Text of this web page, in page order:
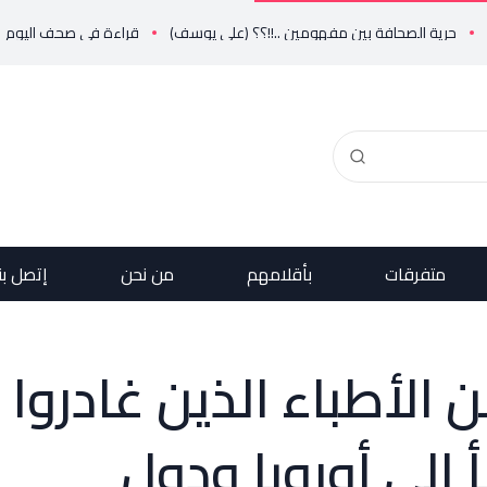
الصحافة بين مفهومين ..!!؟؟ (علي يوسف) قراءة في صحف اليوم
متفرقات بأقلامهم من نحن إتصل
الذين غادروا